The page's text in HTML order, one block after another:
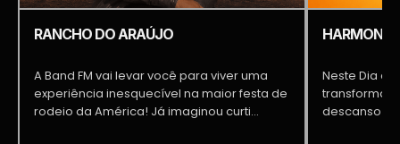
RANCHO DO ARAÚJO
A Band FM vai levar você para viver uma
experiência inesquecível na maior festa de
rodeio da América! Já imaginou curti...
Neste Dia
transformar
descanso